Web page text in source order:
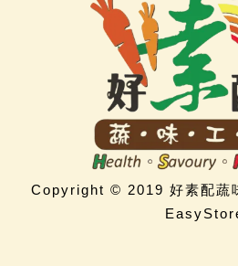
Copyright © 2019 好素配蔬